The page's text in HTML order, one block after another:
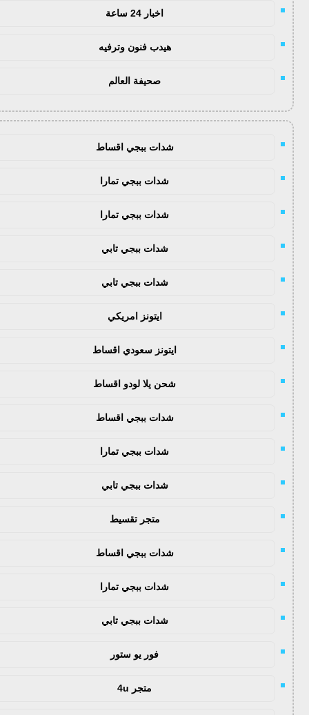
اخبار 24 ساعة
هيدب فنون وترفيه
صحيفة العالم
شدات ببجي اقساط
شدات ببجي تمارا
شدات ببجي تمارا
شدات ببجي تابي
شدات ببجي تابي
ايتونز امريكي
ايتونز سعودي اقساط
شحن يلا لودو اقساط
شدات ببجي اقساط
شدات ببجي تمارا
شدات ببجي تابي
متجر تقسيط
شدات ببجي اقساط
شدات ببجي تمارا
شدات ببجي تابي
فور يو ستور
متجر 4u